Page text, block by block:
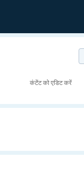
कंटेंट को एडिट करें